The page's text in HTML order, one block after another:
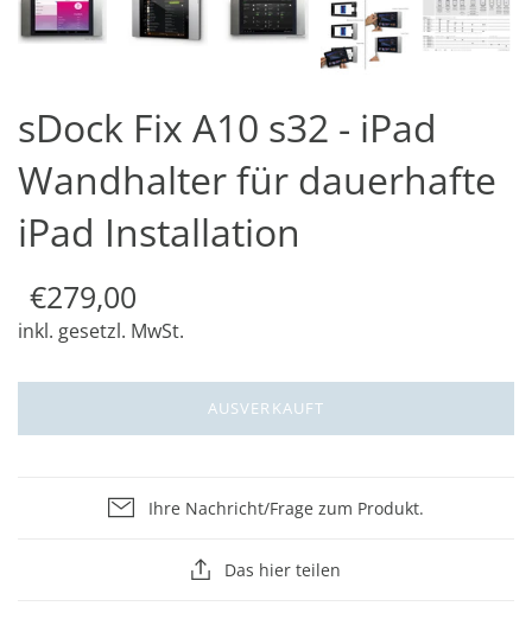
sDock Fix A10 s32 - iPad
Wandhalter für dauerhafte
iPad Installation
€279,00
inkl. gesetzl. MwSt.
AUSVERKAUFT
Ihre Nachricht/Frage zum Produkt.
Das hier teilen